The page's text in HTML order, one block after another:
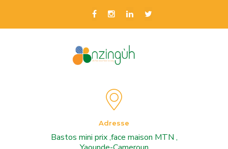
Adresse
Bastos mini prix ,face maison MTN ,